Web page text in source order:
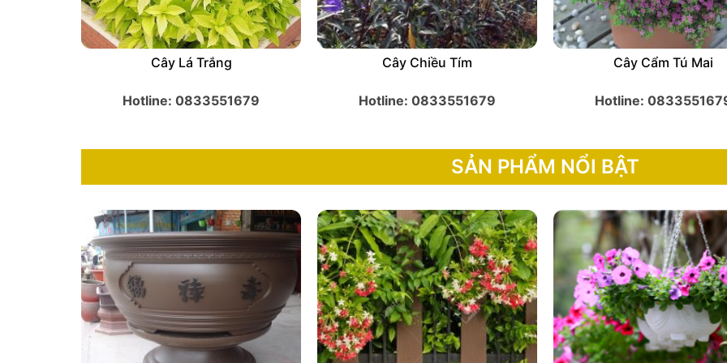
Cây Chiều Tím
Hotline: 0833551679
Cây Cẩm Tú Mai
Hotline: 0833551679
Cây Cau Trắng
Hotline:
SẢN PHẨM NỔI BẬT